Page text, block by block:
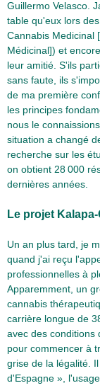
Guillermo Velasco.
table qu'eux lors
Cannabis Medicinal
Médicinal]) et
leur amitié. S'ils
sans faute, ils
de ma première
les principes
nous le
situation a changé
recherche sur les
on obtient 28 000
dernières années.
Le projet
Un an plus tard, je
quand j'ai reçu
professionnelles à
Apparemment, un
cannabis
carrière longue de
avec des conditions
pour commencer à
grise de la légalité.
d'Espagne »,